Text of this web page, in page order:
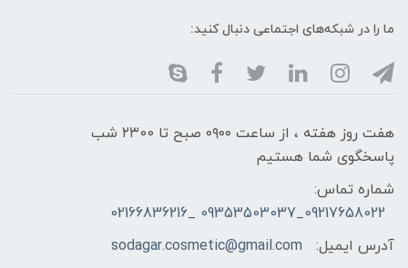
ما را در شبکه‌های اجتماعی دنبال کنید:
هفت روز هفته ، از ساعت ۰۹۰۰ صبح تا ۲۳00 شب
پاسخگوی شما هستیم
شماره تماس:
09217658022_09353503037 _02166836216
آدرس ایمیل:
sodagar.cosmetic@gmail.com